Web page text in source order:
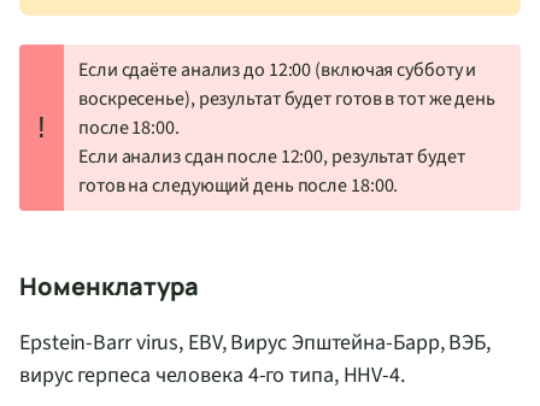
!
Если сдаёте анализ до 12:00 (включая субботу и
воскресенье), результат будет готов в тот же день
после 18:00.
Если анализ сдан после 12:00, результат будет
готов на следующий день после 18:00.
Номенклатура
Epstein-Barr virus, EBV, Вирус Эпштейна-Барр, ВЭБ,
вирус герпеса человека 4-го типа, HHV-4.